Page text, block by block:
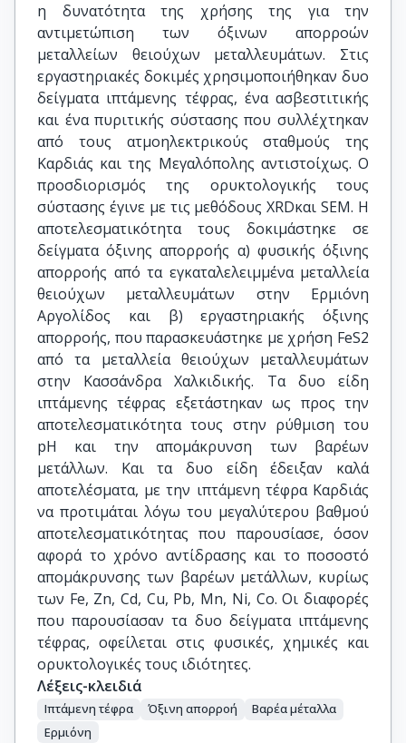
η δυνατότητα της χρήσης της για την
αντιμετώπιση των όξινων απορροών
μεταλλείων θειούχων μεταλλευμάτων. Στις
εργαστηριακές δοκιμές χρησιμοποιήθηκαν δυο
δείγματα ιπτάμενης τέφρας, ένα ασβεστιτικής
και ένα πυριτικής σύστασης που συλλέχτηκαν
από τους ατμοηλεκτρικούς σταθμούς της
Καρδιάς και της Μεγαλόπολης αντιστοίχως. Ο
προσδιορισμός της ορυκτολογικής τους
σύστασης έγινε με τις μεθόδους XRDκαι SEM. Η
αποτελεσματικότητα τους δοκιμάστηκε σε
δείγματα όξινης απορροής α) φυσικής όξινης
απορροής από τα εγκαταλελειμμένα μεταλλεία
θειούχων μεταλλευμάτων στην Ερμιόνη
Αργολίδος και β) εργαστηριακής όξινης
απορροής, που παρασκευάστηκε με χρήση FeS2
από τα μεταλλεία θειούχων μεταλλευμάτων
στην Κασσάνδρα Χαλκιδικής. Τα δυο είδη
ιπτάμενης τέφρας εξετάστηκαν ως προς την
αποτελεσματικότητα τους στην ρύθμιση του
pH και την απομάκρυνση των βαρέων
μετάλλων. Και τα δυο είδη έδειξαν καλά
αποτελέσματα, με την ιπτάμενη τέφρα Καρδιάς
να προτιμάται λόγω του μεγαλύτερου βαθμού
αποτελεσματικότητας που παρουσίασε, όσον
αφορά το χρόνο αντίδρασης και το ποσοστό
απομάκρυνσης των βαρέων μετάλλων, κυρίως
των Fe, Zn, Cd, Cu, Pb, Mn, Ni, Co. Οι διαφορές
που παρουσίασαν τα δυο δείγματα ιπτάμενης
τέφρας, οφείλεται στις φυσικές, χημικές και
ορυκτολογικές τους ιδιότητες.
Λέξεις-κλειδιά
Ιπτάμενη τέφρα Όξινη απορροή
Βαρέα μέταλλα
Ερμιόνη